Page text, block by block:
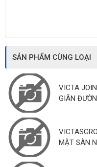
SẢN PHẨM CÙNG LOẠI
VICTA
GIÃN
MẶT SÀN